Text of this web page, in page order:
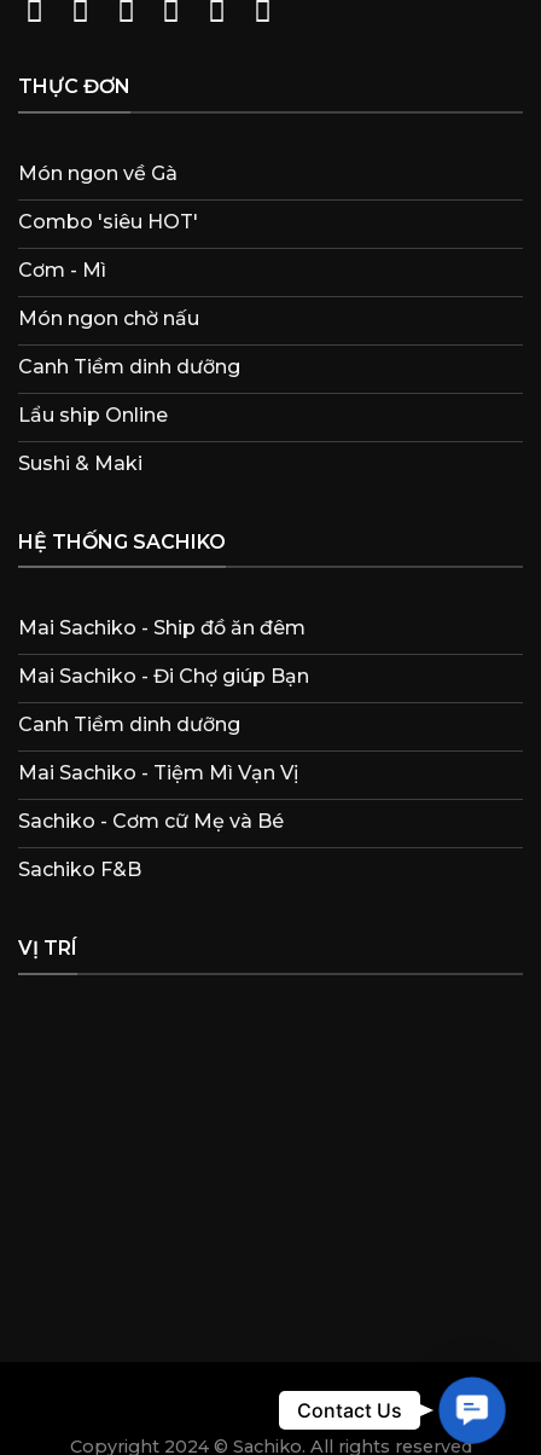
THỰC ĐƠN
Món ngon về Gà
Combo 'siêu HOT'
Cơm - Mì
Món ngon chờ nấu
Canh Tiềm dinh dưỡng
Lẩu ship Online
Sushi & Maki
HỆ THỐNG SACHIKO
Mai Sachiko - Ship đồ ăn đêm
Mai Sachiko - Đi Chợ giúp Bạn
Canh Tiềm dinh dưỡng
Mai Sachiko - Tiệm Mì Vạn Vị
Sachiko - Cơm cữ Mẹ và Bé
Sachiko F&B
VỊ TRÍ
Copyright 2024 © Sachiko. All rights reserved
Contact Us